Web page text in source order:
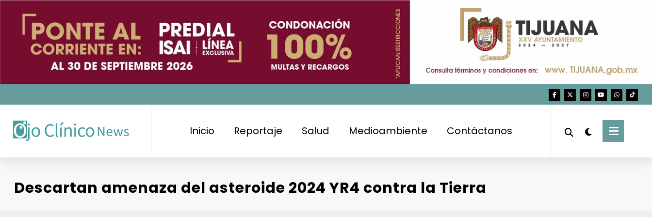
contenido
Inicio Reportaje Salud Medioambiente Contáctanos
Descartan amenaza del asteroide 2024 YR4 contra la Tierra